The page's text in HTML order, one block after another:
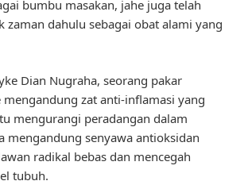
bumbu masakan, jahe juga telah
zaman dahulu sebagai obat alami yang
Dian Nugraha, seorang pakar
mengandung zat anti-inflamasi yang
mengurangi peradangan dalam
mengandung senyawa antioksidan
radikal bebas dan mencegah
tubuh.